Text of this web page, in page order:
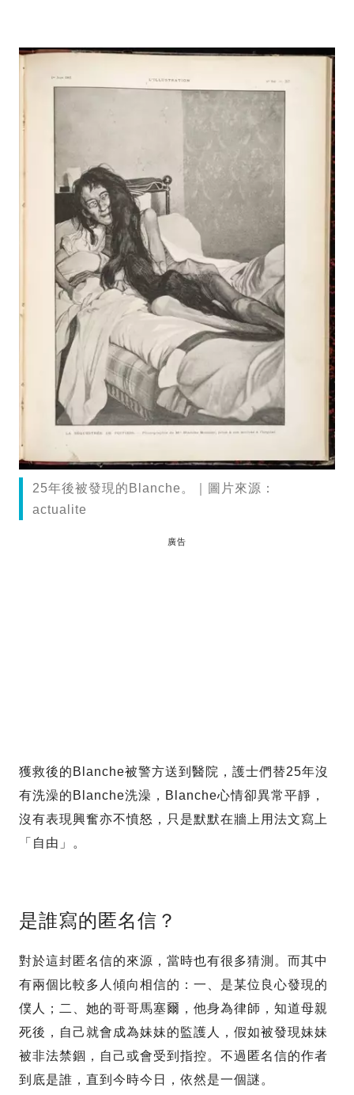
25年後被發現的Blanche。｜圖片來源：
actualite
廣告
獲救後的Blanche被警方送到醫院，護士們替25年沒
有洗澡的Blanche洗澡，Blanche心情卻異常平靜，
沒有表現興奮亦不憤怒，只是默默在牆上用法文寫上
「自由」。
是誰寫的匿名信？
對於這封匿名信的來源，當時也有很多猜測。而其中
有兩個比較多人傾向相信的：一、是某位良心發現的
僕人；二、她的哥哥馬塞爾，他身為律師，知道母親
死後，自己就會成為妹妹的監護人，假如被發現妹妹
被非法禁錮，自己或會受到指控。不過匿名信的作者
到底是誰，直到今時今日，依然是一個謎。